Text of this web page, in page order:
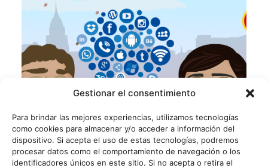
Gestionar el consentimiento
Para brindar las mejores experiencias, utilizamos tecnologías
como cookies para almacenar y/o acceder a información del
dispositivo. Si acepta el uso de estas tecnologías, podremos
procesar datos como el comportamiento de navegación o los
identificadores únicos en este sitio. Si no acepta o retira el